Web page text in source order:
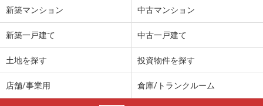
山形県山形市吉原南
3,120万円
新築マンション 中古マンション
新築一戸建て 中古一戸建て
土地を探す 投資物件を探す
店舗/事業用 倉庫/トランクルーム